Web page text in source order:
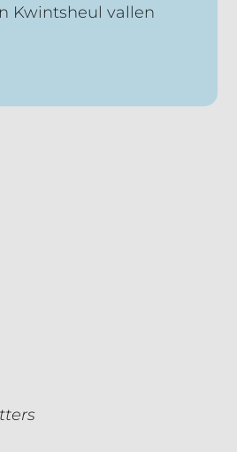
Kwintsheul vallen